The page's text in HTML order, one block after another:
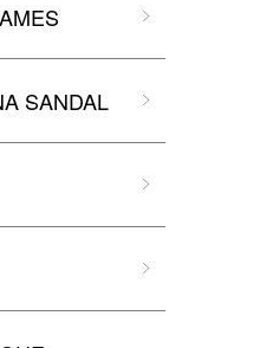
SANDAL